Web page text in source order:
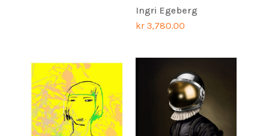
Ingri Egeberg
kr 3,780.00